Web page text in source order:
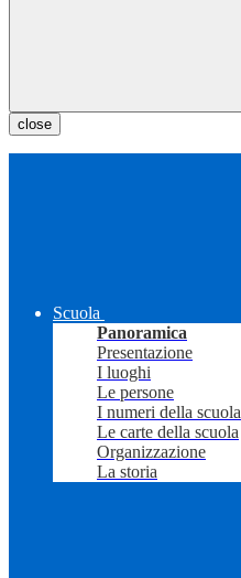
close
Scuola
Panoramica
Presentazione
I luoghi
Le persone
I numeri della scuola
Le carte della scuola
Organizzazione
La storia